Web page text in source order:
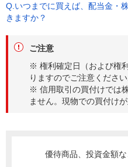
Q.いつまでに買えば、配当金・
きますか？
ご注意
※ 権利確定日（および権
りますのでご注意ください
※ 信用取引の買付けでは
ません。現物での買付け
優待商品、投資金額